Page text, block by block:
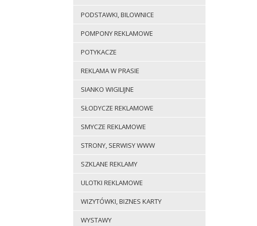
PODSTAWKI, BILOWNICE
POMPONY REKLAMOWE
POTYKACZE
REKLAMA W PRASIE
SIANKO WIGILIJNE
SŁODYCZE REKLAMOWE
SMYCZE REKLAMOWE
STRONY, SERWISY WWW
SZKLANE REKLAMY
ULOTKI REKLAMOWE
WIZYTÓWKI, BIZNES KARTY
WYSTAWY